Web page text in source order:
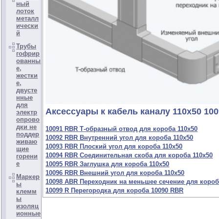
ный
лоток
металл
ически
й
Трубы
гофрир
ованны
е,
жестки
е,
двусте
нные
для
электр
опрово
дки не
поддер
живаю
щие
горени
е
Маркер
ы
клемм
ы
изоляц
ионные
Аксессуары к кабель каналу 110х50
10091 RBR Т-образный отвод для короба 110х50
10092 RBR Внутренний угол для короба 110х50
10093 RBR Плоский угол для короба 110х50
10094 RBR Соединительная скоба для короба 110х50
10095 RBR Заглушка для короба 110х50
10096 RBR Внешний угол для короба 110х50
10098 ABR Переходник на меньшее сечение для
10099 R Перегородка для короба 10090 RBR